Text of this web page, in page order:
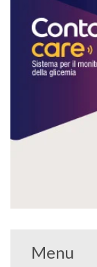
Menu